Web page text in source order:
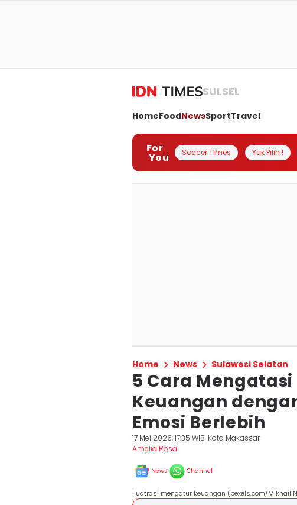
SULSEL
HomeFoodNewsSportTravel
For
You Soccer Times Yuk Pilih !
Home News Sulawesi Selatan
5 Cara
Keuangan
Emosi Berlebih
17 Mei 2026, 17:35 WIB Kota Makassar
Amelia Rosa
News Channel
iluatrasi mengatur keuangan (pexels.com/Mikhail